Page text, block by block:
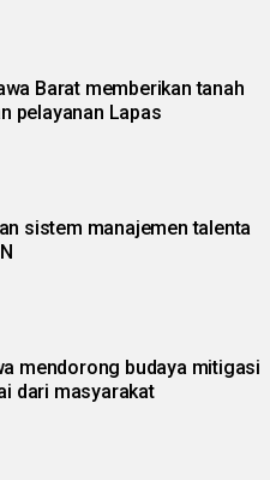
Barat memberikan tanah
pelayanan Lapas
mendorong budaya mitigasi
dari masyarakat